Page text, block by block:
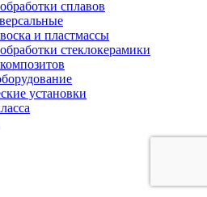
сплавов
и пластмассы
стеклокерамики
установки